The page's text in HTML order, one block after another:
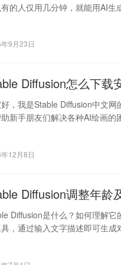
的人仅用几分钟，就能用AI
9月23日
Diffusion怎么下载
，我是Stable Diffusion中文
新手朋友们解决各种AI绘画
12月8日
Diffusion调整年龄
Diffusion是什么？如何理解
，通过输入文字描述即可生